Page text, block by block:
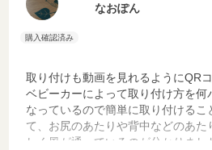
なおぽん
取り付けも動画を見れるようにQR
ベビーカーによって取り付け方を何
なっているので簡単に取り付ける
て、お尻のあたりや背中などのあ
しく風が通っているのが分かりま